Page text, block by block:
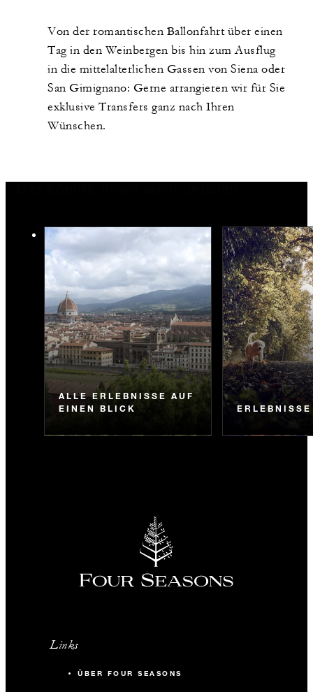
Von der romantischen Ballonfahrt über einen
Tag in den Weinbergen bis hin zum Ausflug
in die mittelalterlichen Gassen von Siena oder
San Gimignano: Gerne arrangieren wir für Sie
exklusive Transfers ganz nach Ihren
Wünschen.
ALLE ERLEBNISSE AUF
EINEN BLICK
ERLEBNISSE
Links
ÜBER FOUR SEASONS